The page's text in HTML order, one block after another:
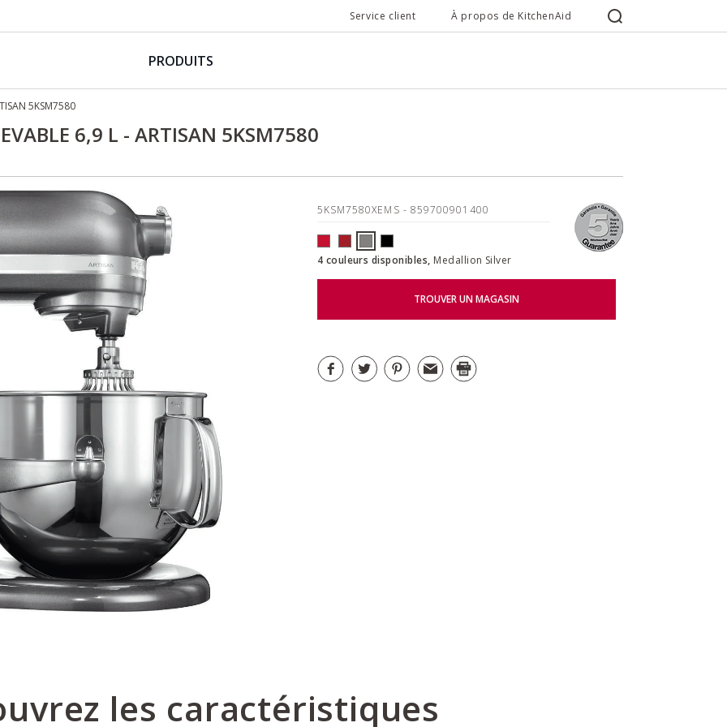
Service client À propos de KitchenAid
PRODUITS
5KSM7580
6,9 L - ARTISAN 5KSM7580
5KSM7580XEMS - 859700901400
4 couleurs disponibles, Medallion Silver
TROUVER UN MAGASIN
les caractéristiques